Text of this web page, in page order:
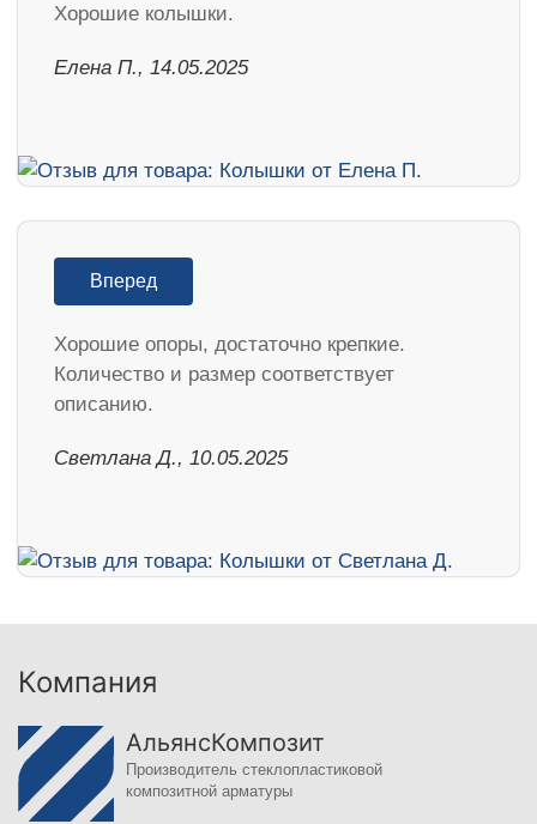
Хорошие колышки.
Елена П., 14.05.2025
Вперед
Хорошие опоры, достаточно крепкие.
Количество и размер соответствует
описанию.
Светлана Д., 10.05.2025
Компания
АльянсКомпозит
Производитель стеклопластиковой
композитной арматуры